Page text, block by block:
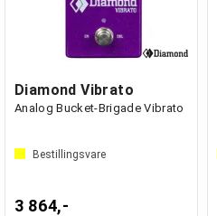
Diamond Vibrato
Analog Bucket-Brigade Vibrato
Bestillingsvare
3 864,-